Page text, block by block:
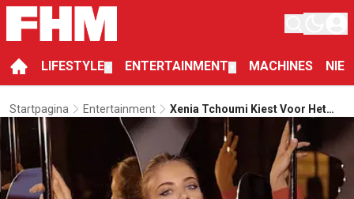
LIFESTYLE ENTERTAINMENT MACHINES
Startpagina Entertainment
Xenia Tchoumi Kiest Voor Het
Leven Als Influencer Ondanks Dat
Ze Is Afgestudeerd En Zes Talen
Spreekt